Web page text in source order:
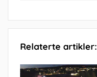
Relaterte artikler: